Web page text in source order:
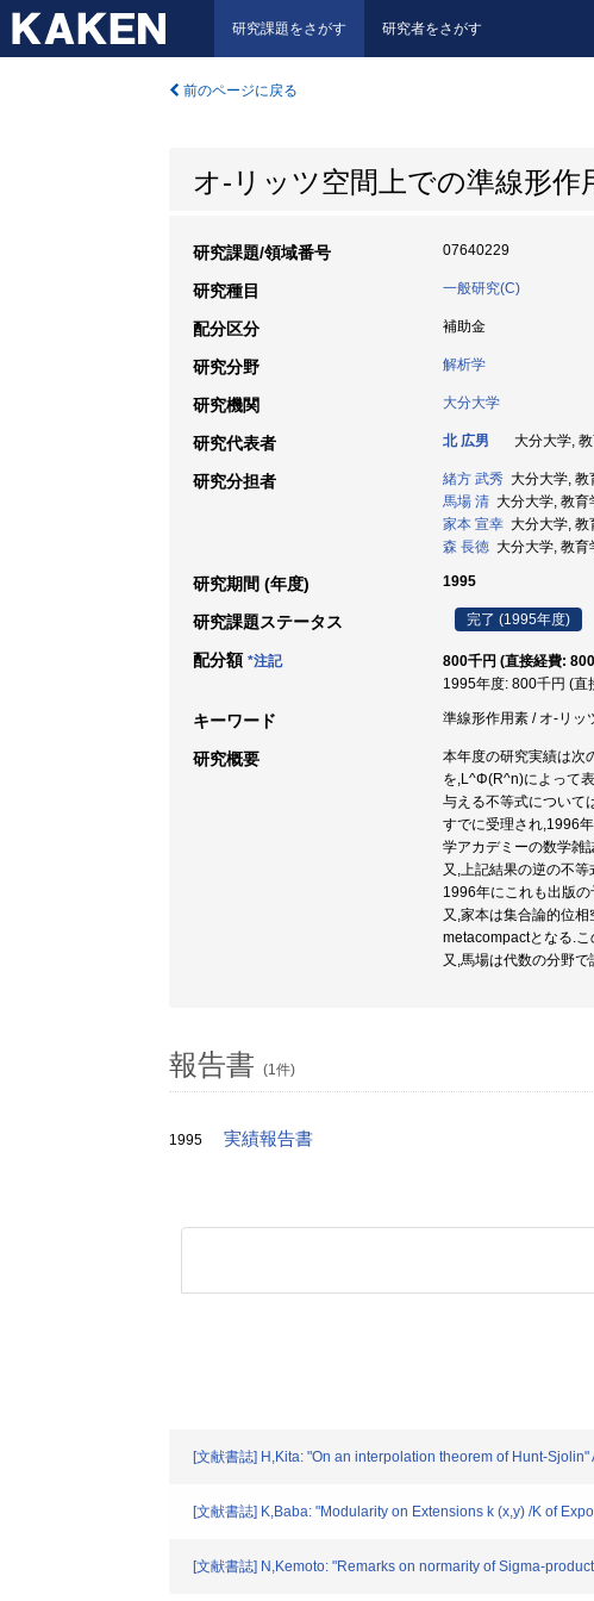
研究課題をさがす 研究者をさがす
前のページに戻る
オ-リッツ空間上での準線形
研究課題/領域番号 07640229
研究種目 一般研究(C)
配分区分 補助金
研究分野 解析学
研究機関 大分大学
研究代表者 北 広男 大分大学,
研究分担者 緒方 武秀 大分大学,
馬場 清 大分大学, 教
家本 宣幸 大分大学,
森 長徳 大分大学, 教
研究期間 (年度) 1995
研究課題ステータス 完了 (1995年度)
配分額 *注記
800千円 (直接経費:
1995年度: 800千円 (直
キーワード 準線形作用素 / オ-リッ
研究概要
本年度の研究実績は次
を,L^Φ(R^n)によって
与える不等式について
すでに受理され,1996
学アカデミーの数学雑
又,上記結果の逆の不
1996年にこれも出版
又,家本は集合論的位
metacompactとなる.
又,馬場は代数の分野
報告書 (1件)
1995 実績報告書
[文献書誌] H,Kita: "On an interpolation theorem of Hunt-
[文献書誌] K,Baba: "Modularity on Extensions k (x,y) /K of
[文献書誌] N,Kemoto: "Remarks on normarity of Sigma-